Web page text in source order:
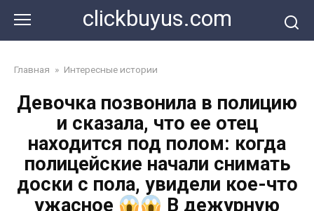
контенту
clickbuyus.com
Главная » Интересные истории
Девочка позвонила в полицию
и сказала, что ее отец
находится под полом: когда
полицейские начали снимать
доски с пола, увидели кое-что
ужасное
В дежурную